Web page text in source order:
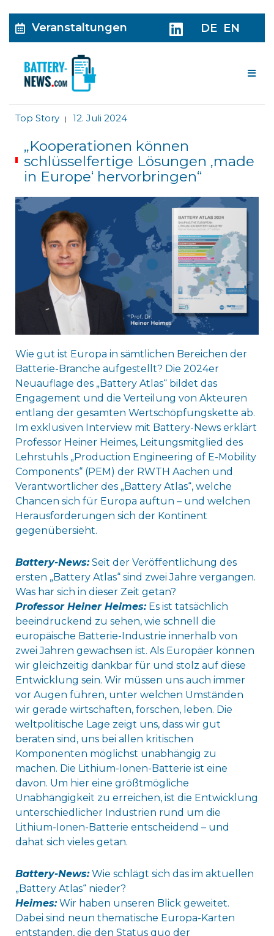
Veranstaltungen DE EN
Top Story | 12. Juli 2024
„Kooperationen können
schlüsselfertige Lösungen ‚made
in Europe‘ hervorbringen“
Wie gut ist Europa in sämtlichen Bereichen der
Batterie-Branche aufgestellt? Die 2024er
Neuauflage des „Battery Atlas“ bildet das
Engagement und die Verteilung von Akteuren
entlang der gesamten Wertschöpfungskette ab.
Im exklusiven Interview mit Battery-News erklärt
Professor Heiner Heimes, Leitungsmitglied des
Lehrstuhls „Production Engineering of E-Mobility
Components“ (PEM) der RWTH Aachen und
Verantwortlicher des „Battery Atlas“, welche
Chancen sich für Europa auftun – und welchen
Herausforderungen sich der Kontinent
gegenübersieht.
Battery-News:Seit der Veröffentlichung des
ersten „Battery Atlas“ sind zwei Jahre vergangen.
Was har sich in dieser Zeit getan?
Professor Heiner Heimes:Es ist tatsächlich
beeindruckend zu sehen, wie schnell die
europäische Batterie-Industrie innerhalb von
zwei Jahren gewachsen ist. Als Europäer können
wir gleichzeitig dankbar für und stolz auf diese
Entwicklung sein. Wir müssen uns auch immer
vor Augen führen, unter welchen Umständen
wir gerade wirtschaften, forschen, leben. Die
weltpolitische Lage zeigt uns, dass wir gut
beraten sind, uns bei allen kritischen
Komponenten möglichst unabhängig zu
machen. Die Lithium-Ionen-Batterie ist eine
davon. Um hier eine größtmögliche
Unabhängigkeit zu erreichen, ist die Entwicklung
unterschiedlicher Industrien rund um die
Lithium-Ionen-Batterie entscheidend – und
dahat sich vieles getan.
Battery-News:Wie schlägt sich das im aktuellen
„Battery Atlas“ nieder?
Heimes:Wir haben unseren Blick geweitet.
Dabei sind neun thematische Europa-Karten
entstanden, die den Status quo der